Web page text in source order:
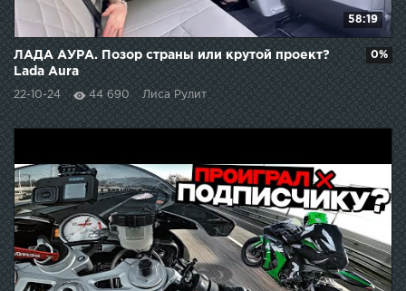
58:19
ЛАДА АУРА. Позор страны или крутой проект?
Lada Aura
22-10-24 44 690 Лиса Рулит
0%